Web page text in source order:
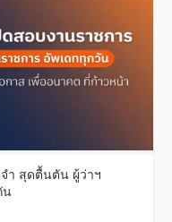
ำ สุดตื้นตัน ผู้ว่าฯ
น